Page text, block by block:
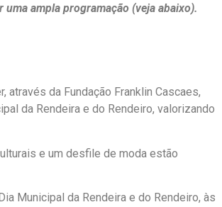
ampla programação (veja abaixo).
através da Fundação Franklin Cascaes,
da Rendeira e do Rendeiro, valorizando
e um desfile de moda estão
Municipal da Rendeira e do Rendeiro, às